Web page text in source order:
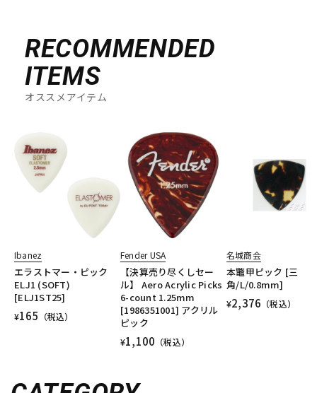
RECOMMENDED
ITEMS
オススメアイテム
Ibanez
エラストマー・ピック
ELJ1 (SOFT)
[ELJ1ST25]
¥165 （税込）
Fender USA
【決算売り尽くしセー
ル】 Aero Acrylic Picks
6-count 1.25mm
[1986351001] アクリル
ピック
¥1,100 （税込）
名城商会
本鼈甲ピック [三
角/L/0.8mm]
¥2,376 （税込）